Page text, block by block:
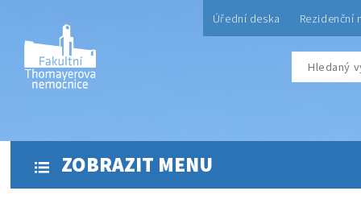
Úřední deska Rezidenční
ZOBRAZIT MENU